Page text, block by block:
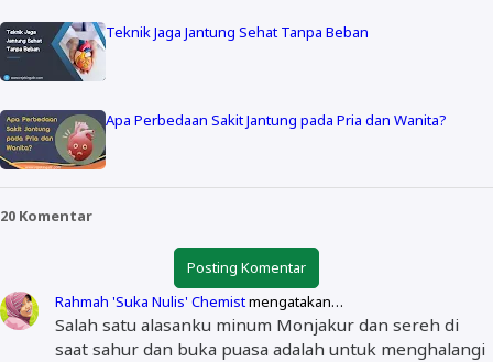
Teknik Jaga Jantung Sehat Tanpa Beban
Apa Perbedaan Sakit Jantung pada Pria dan Wanita?
20 Komentar
Posting Komentar
Rahmah 'Suka Nulis' Chemistmengatakan…
Salah satu alasanku minum Monjakur dan sereh di
saat sahur dan buka puasa adalah untuk menghalangi